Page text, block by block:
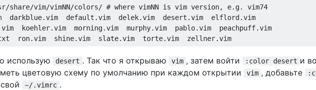
share/vim/vimNN/colors/ # where vimNN is vim version, e.g. vim74
darkblue.vim  default.vim  delek.vim  desert.vim  elflord.vim
koehler.vim  morning.vim  murphy.vim  pablo.vim  peachpuff.vim
использую desert . Так что я открываю vim , затем войти :color desert и
цветовую схему по умолчанию при каждом открытии
vim , добавьте
~/.vimrc .